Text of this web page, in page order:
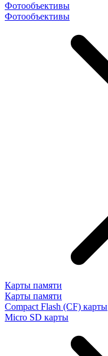
Фотообъективы
Фотообъективы
Карты памяти
Карты памяти
Compact Flash (CF) карты
Micro SD карты